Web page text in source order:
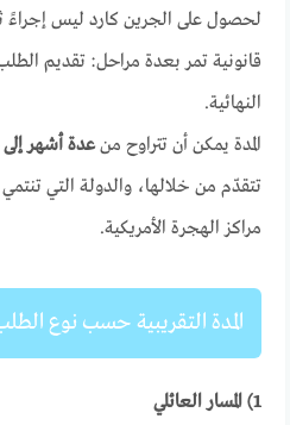
لحصول على الجرين كارد ليس إجراءً
قانونية تمر بعدة مراحل: تقديم
النهائية.
المدة يمكن أن تتراوح منعدة أشهر
تتقدّم من خلالها، والدولة التي
مراكز الهجرة الأمريكية.
المدة التقريبية حسب نوع
1) المسار العائلي